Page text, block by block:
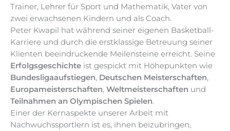
Trainer, Lehrer für Sport und Mathematik, Vater von
zwei erwachsenen Kindern und als Coach.
Peter Kwapil hat während seiner eigenen Basketball-
Karriere und durch die erstklassige Betreuung seiner
Klienten beeindruckende Meilensteine erreicht. Seine
Erfolgsgeschichte ist gespickt mit Höhepunkten wie
Bundesligaaufstiegen, Deutschen Meisterschaften,
Europameisterschaften, Weltmeisterschaften und
Teilnahmen an Olympischen Spielen.
Einer der Kernaspekte unserer Arbeit mit
Nachwuchssportlern ist es, ihnen beizubringen,